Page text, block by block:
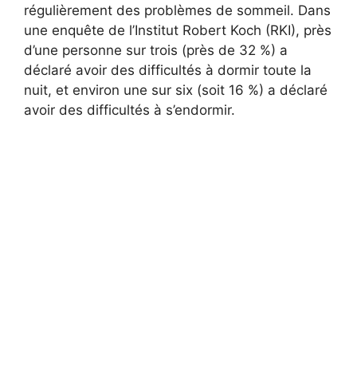
régulièrement des problèmes de sommeil. Dans
une enquête de l’Institut Robert Koch (RKI), près
d’une personne sur trois (près de 32 %) a
déclaré avoir des difficultés à dormir toute la
nuit, et environ une sur six (soit 16 %) a déclaré
avoir des difficultés à s’endormir.